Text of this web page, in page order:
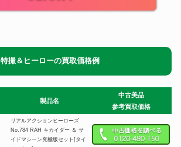
特撮＆ヒーローの買取価格例
製品名
中古美品
参考買取価格
リアルアクションヒーローズ
No.784 RAH キカイダー ＆ サ
イドマシーン究極版セット[タイ